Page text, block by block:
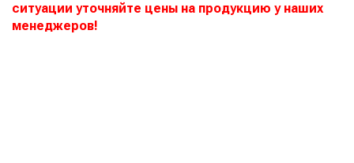
ситуации уточняйте цены на продукцию у наших
менеджеров!